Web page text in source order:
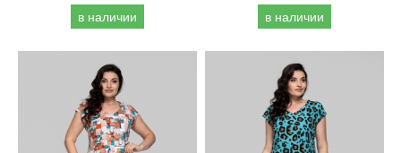
в наличии в наличии